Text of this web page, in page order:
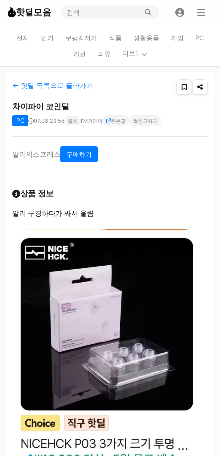
핫딜모음
전체 인기 쿠팡최저가 식품 생활용품 게임
PC
가전
의류 더보기
← 핫딜 목록으로 돌아가기
차이파이 코인딜
PC 07.08 23:56 출처 FM코리아 원본글 🚨신고하기
알리익스프레스 구매하기
상품 정보
알리 구경하다가 싸서 올림